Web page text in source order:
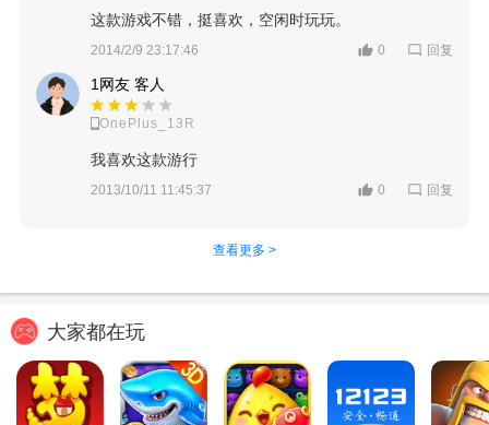
这款游戏不错，挺喜欢，空闲时玩玩。
2014/2/9 23:17:46 0 回复
1网友 客人
OnePlus_13R
我喜欢这款游行
2013/10/11 11:45:37 0 回复
查看更多 >
大家都在玩